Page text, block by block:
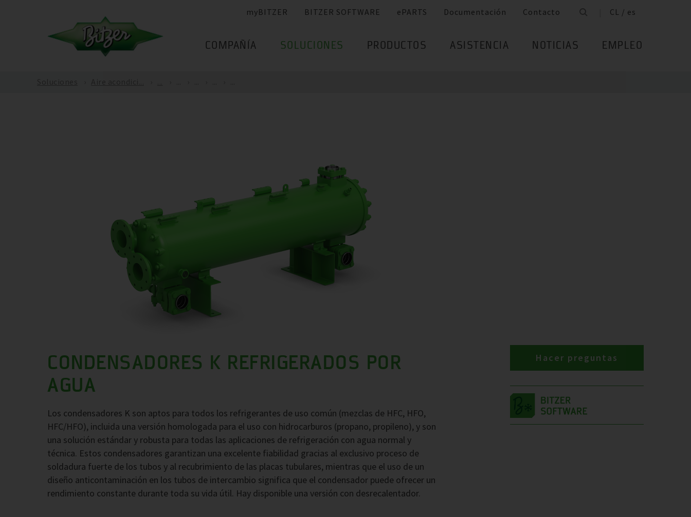
myBITZER BITZER SOFTWARE ePARTS Documentación Contacto CL / es
COMPAÑÍA SOLUCIONES PRODUCTOS ASISTENCIA NOTICIAS EMPLEO
CONDENSADORES K REFRIGERADOS POR
AGUA
Los condensadores K son aptos para todos los refrigerantes de uso común (mezclas de HFC, HFO,
HFC/HFO), incluida una versión homologada para el uso con hidrocarburos (propano, propileno), y son
una solución estándar y robusta para todas las aplicaciones de refrigeración con agua normal y
técnica. Estos condensadores garantizan una excelente fiabilidad gracias al exclusivo proceso de
soldadura fuerte de los tubos y al recubrimiento de las placas tubulares, mientras que el uso de un
diseño anticontaminación en los tubos de intercambio significa que el condensador puede ofrecer un
rendimiento constante durante toda su vida útil. Hay disponible una versión con desrecalentador.
Hacer preguntas